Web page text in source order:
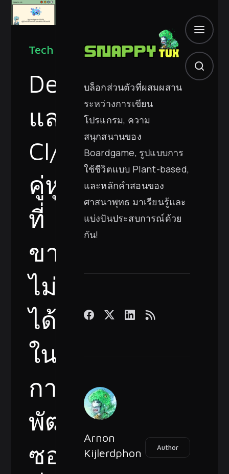
Tech
DevSecOps
และ
CI/CD
คู่หู
ที่
ขาด
ไม่
ได้
ใน
การ
พัฒนา
ซอฟต์แวร์
บล็อกส่วนตัวที่ผสมผสาน
ระหว่างการเขียน
โปรแกรม, ความ
สนุกสนานของ
Boardgame, รูปแบบการ
ใช้ชีวิตแบบ Plant-based,
และหลักคำสอนของ
ศาสนาพุทธ มาเรียนรู้และ
แบ่งปันประสบการณ์ด้วย
กัน!
Arnon
Kijlerdphon
Author